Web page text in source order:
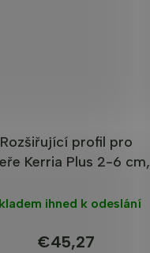
Rozšiřující profil pro
Kerria Plus 2-6 cm,
ihned k odeslání
€45,27